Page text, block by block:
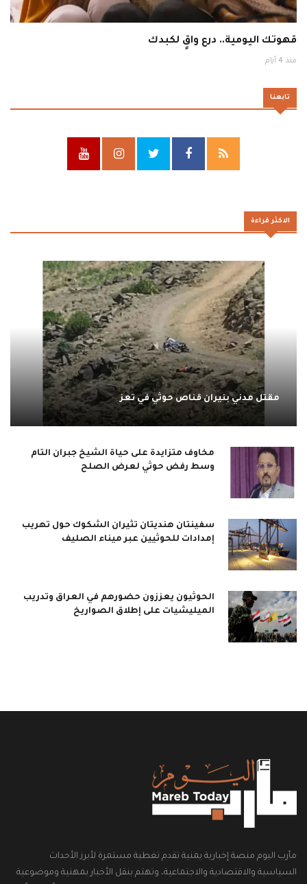
قهوتك اليومية.. درع واقٍ لكبدك
منذ 4 أيام
تابعنا
الاكثر قراءة
مقتل مدني بنيران قناص حوثي في تعز
مخاوف متزايدة على حياة الشيخ جبران التام
وسط رفض حوثي لعرض الصلح
سفينتان هنديتان تثيران الشكوك حول تهريب
إمدادات للحوثيين عبر ميناء الصليف
الحوثيون يعززون حضورهم في العراق وتدريب
الميليشيات على إطلاق الصواريخ
مأرب اليوم منصة إخبارية يمنية تقدم تغطية مستمرة لأبرز الأحداث
السياسية والاقتصادية والاجتماعية، وتهتم بنقل الأخبار بمهنية وموضوعية